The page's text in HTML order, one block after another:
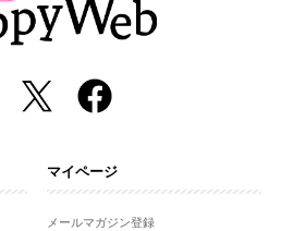
マイページ
メールマガジン登録